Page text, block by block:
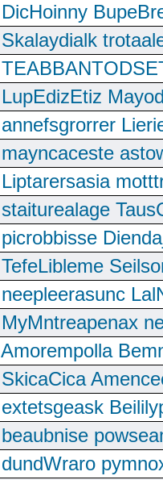
DicHoinny
Skalaydialk
LupEdizEtiz
annefsgrorrer
mayncaceste
Liptarersasia
staiturealage
picrobbisse
TefeLibleme
neepleerasunc
MyMntreapenax
Amorempolla
SkicaCica
extetsgeask
beaubnise
dundWraro